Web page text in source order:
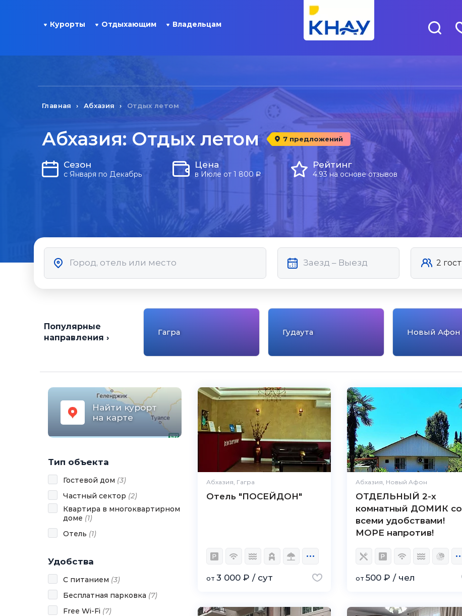
Курорты Отдыхающим Владельцам
Главная Абхазия Отдых летом
Абхазия: Отдых летом 7 предложений
Сезон
с Января по Декабрь
Цена
в Июле от 1 800 a
Рейтинг
4.93 на основе отзывов
Популярные
направления ›
Гагра Гудаута Новый Афон
Найти курорт
на карте
Тип объекта
Гостевой дом (3)
Частный сектор (2)
Квартира в многоквартирном
доме (1)
Отель (1)
Удобства
С питанием (3)
Бесплатная парковка (7)
Free Wi-Fi (7)
Абхазия, Гагра
Отель "ПОСЕЙДОН"
от 3 000 ₽ / сут
Абхазия, Новый Афон
ОТДЕЛЬНЫЙ 2-х
комнатный ДОМИК со
всеми удобствами!
МОРЕ напротив!
от 500 ₽ / чел